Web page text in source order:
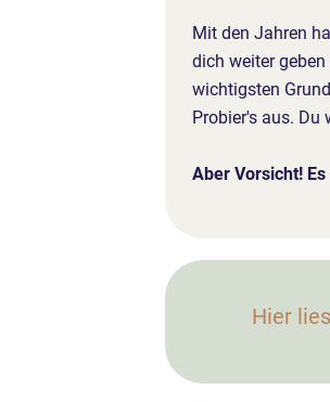
Mit den Jahren
dich weiter
wichtigsten
Probier's aus. Du
Aber Vorsicht!
Hier